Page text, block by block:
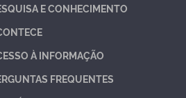
E CONHECIMENTO
À INFORMAÇÃO
FREQUENTES